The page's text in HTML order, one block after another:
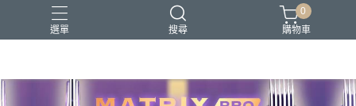
選單 搜尋
0
購物車